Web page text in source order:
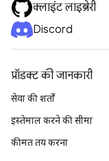
क्लाइंट लाइब्रेरी
Discord
प्रॉडक्ट की जानकारी
सेवा की शर्तों
इस्तेमाल करने की सीमा
कीमत तय करना